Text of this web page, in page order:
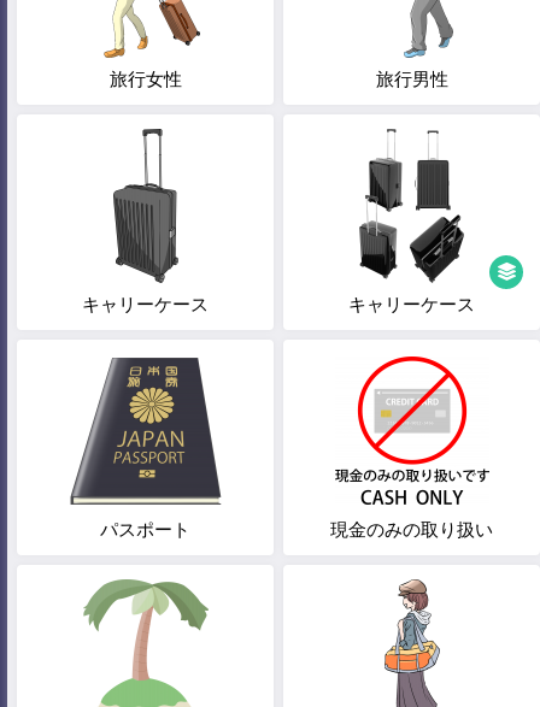
旅行女性 旅行男性
キャリーケース キャリーケース
パスポート 現金のみの取り扱い